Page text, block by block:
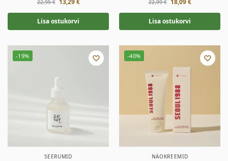
22,95€
Lisa ostukorvi
22,99€
Lisa ostukorvi
-19%
SEERUMID
-40%
NÄOKREEMID